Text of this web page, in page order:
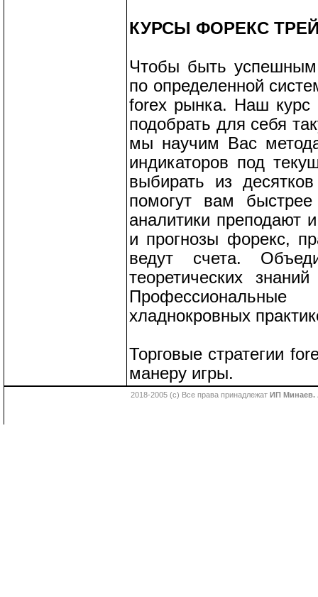
КУРСЫ ФОРЕКС
Чтобы быть успешным
по определенной
forex рынка. Наш курс
подобрать для себя
мы научим Вас
индикаторов под
выбирать из
помогут вам быстрее
аналитики преподают
и прогнозы форекс,
ведут счета.
теоретических
хладнокровных
Торговые стратегии
манеру игры.
2018-2005 (с) Все права принадлежат ИП Минаев.